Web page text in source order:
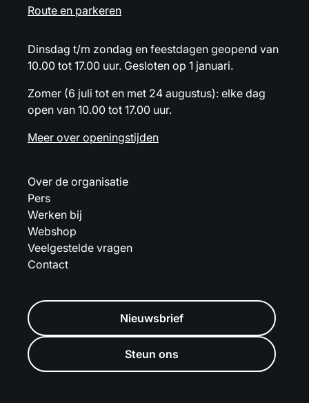
Route en parkeren
Dinsdag t/m zondag en feestdagen geopend van
10.00 tot 17.00 uur. Gesloten op 1 januari.
Zomer (6 juli tot en met 24 augustus): elke dag
open van 10.00 tot 17.00 uur.
Meer over openingstijden
Over de organisatie
Pers
Werken bij
Webshop
Veelgestelde vragen
Contact
Nieuwsbrief
Steun ons